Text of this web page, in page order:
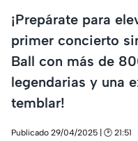
¡Prepárate para
primer concierto
Ball con más de
legendarias y una
temblar!
Publicado 29/04/2025 | 🕑 21:51